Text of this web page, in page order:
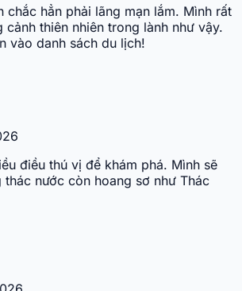
hẳn phải lãng mạn lắm. Mình rất
cảnh thiên nhiên trong lành như vậy.
vào danh sách du lịch!
điều thú vị để khám phá. Mình sẽ
thác nước còn hoang sơ như Thác